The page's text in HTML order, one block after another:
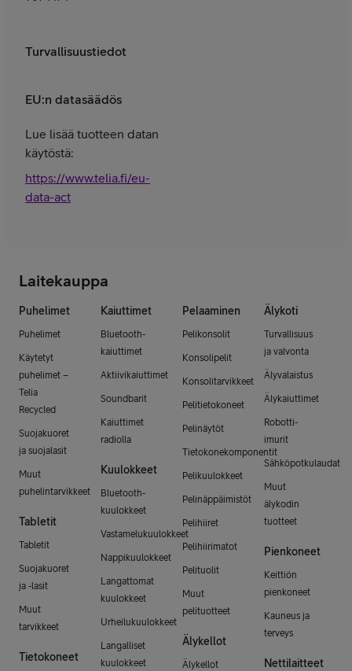
Turvallisuustiedot
EU:n datasäädös
Lue lisää tuotteen datan
käytöstä:
https://www.telia.fi/eu-
data-act
Laitekauppa
Puhelimet
Puhelimet
Käytetyt
puhelimet –
Telia
Recycled
Suojakuoret
ja suojalasit
Muut
puhelintarvikkeet
Tabletit
Tabletit
Suojakuoret
ja -lasit
Muut
tarvikkeet
Tietokoneet
Kaiuttimet
Bluetooth-
kaiuttimet
Aktiivikaiuttimet
Soundbarit
Kaiuttimet
radiolla
Kuulokkeet
Bluetooth-
kuulokkeet
Vastamelukuulokkeet
Nappikuulokkeet
Langattomat
kuulokkeet
Urheilukuulokkeet
Langalliset
kuulokkeet
Pelaaminen
Pelikonsolit
Konsolipelit
Konsolitarvikkeet
Pelitietokoneet
Pelinäytöt
Tietokonekomponentit
Pelikuulokkeet
Pelinäppäimistöt
Pelihiiret
Pelihiirimatot
Pelituolit
Muut
pelituotteet
Älykellot
Älykellot
Älykoti
Turvallisuus
ja valvonta
Älyvalaistus
Älykaiuttimet
Robotti-
imurit
Sähköpotkulaudat
Muut
älykodin
tuotteet
Pienkoneet
Keittiön
pienkoneet
Kauneus ja
terveys
Nettilaitteet